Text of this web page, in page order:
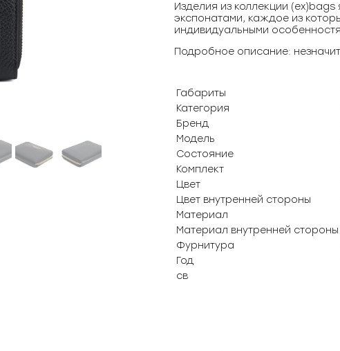
Изделия из коллекции
экспонатами, каждое из
индивидуальными
Подробное описание:
Габариты
Категория
Бренд
Модель
Состояние
Комплект
Цвет
Цвет внутренней стороны
Материал
Материал внутренней стороны
Фурнитура
Год
св